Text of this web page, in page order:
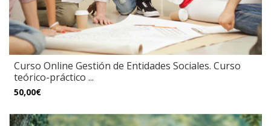
Curso Online Gestión de Entidades Sociales. Curso
teórico-práctico ...
50,00€